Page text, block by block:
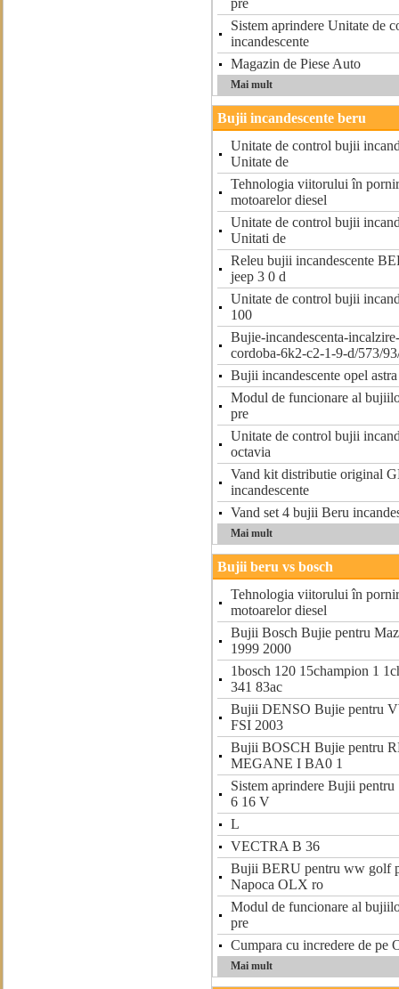
pre
Sistem aprindere Unitate de
incandescente
Magazin de Piese Auto
Mai mult
Bujii incandescente beru
Unitate de control bujii
Unitate de
Tehnologia viitorului în
motoarelor diesel
Unitate de control bujii
Unitati de
Releu bujii incandescente
jeep 3 0 d
Unitate de control bujii
100
Bujie-incandescenta-
cordoba-6k2-c2-1-9-d/573/
Bujii incandescente opel
Modul de funcionare al
pre
Unitate de control bujii
octavia
Vand kit distributie original
incandescente
Vand set 4 bujii Beru
Mai mult
Bujii beru vs bosch
Tehnologia viitorului în
motoarelor diesel
Bujii Bosch Bujie pentru
1999 2000
1bosch 120 15champion 1
341 83ac
Bujii DENSO Bujie pentru
FSI 2003
Bujii BOSCH Bujie pentru
MEGANE I BA0 1
Sistem aprindere Bujii
6 16 V
L
VECTRA B 36
Bujii BERU pentru ww golf
Napoca OLX ro
Modul de funcionare al
pre
Cumpara cu incredere de pe
Mai mult